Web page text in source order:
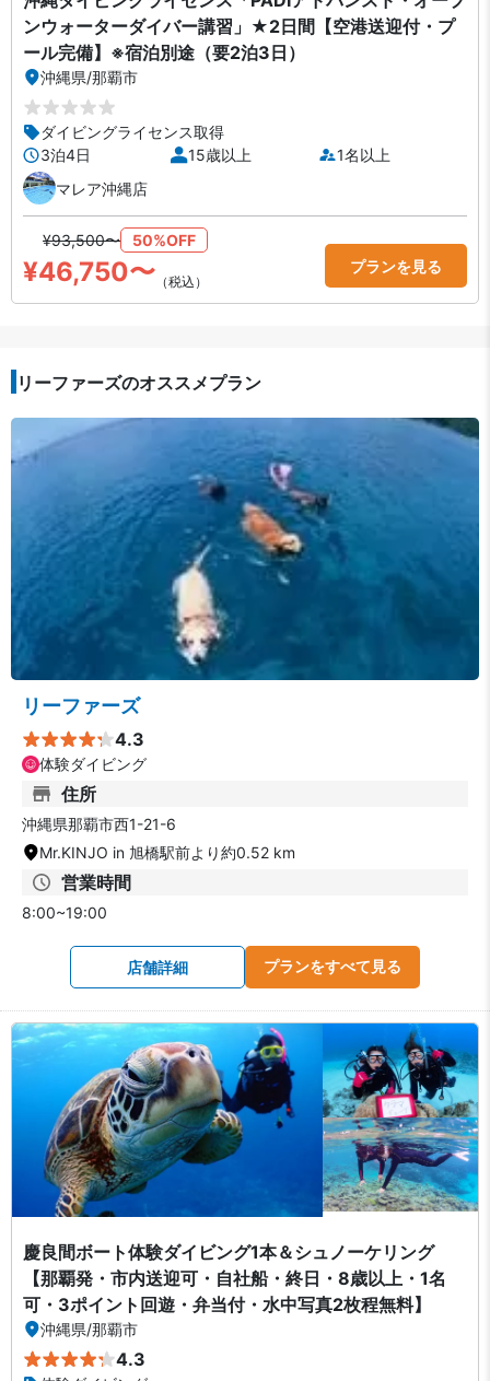
ンウォーターダイバー講習」★2日間【空港送迎付・プ
ール完備】※宿泊別途（要2泊3日）
沖縄県/那覇市
ダイビングライセンス取得
3泊4日
15歳以上
1名以上
マレア沖縄店
¥93,500〜 50%OFF
¥46,750〜 （税込）
プランを見る
リーファーズのオススメプラン
リーファーズ
4.3
体験ダイビング
住所
沖縄県那覇市西1-21-6
Mr.KINJO in 旭橋駅前より約0.52 km
営業時間
8:00~19:00
店舗詳細 プランをすべて見る
慶良間ボート体験ダイビング1本＆シュノーケリング
【那覇発・市内送迎可・自社船・終日・8歳以上・1名
可・3ポイント回遊・弁当付・水中写真2枚程無料】
沖縄県/那覇市
4.3